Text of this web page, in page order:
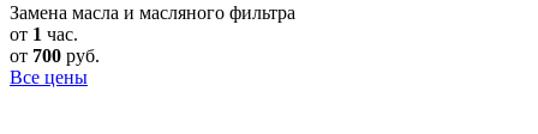
Замена масла и масляного фильтра
от 1 час.
от 700 руб.
Все цены